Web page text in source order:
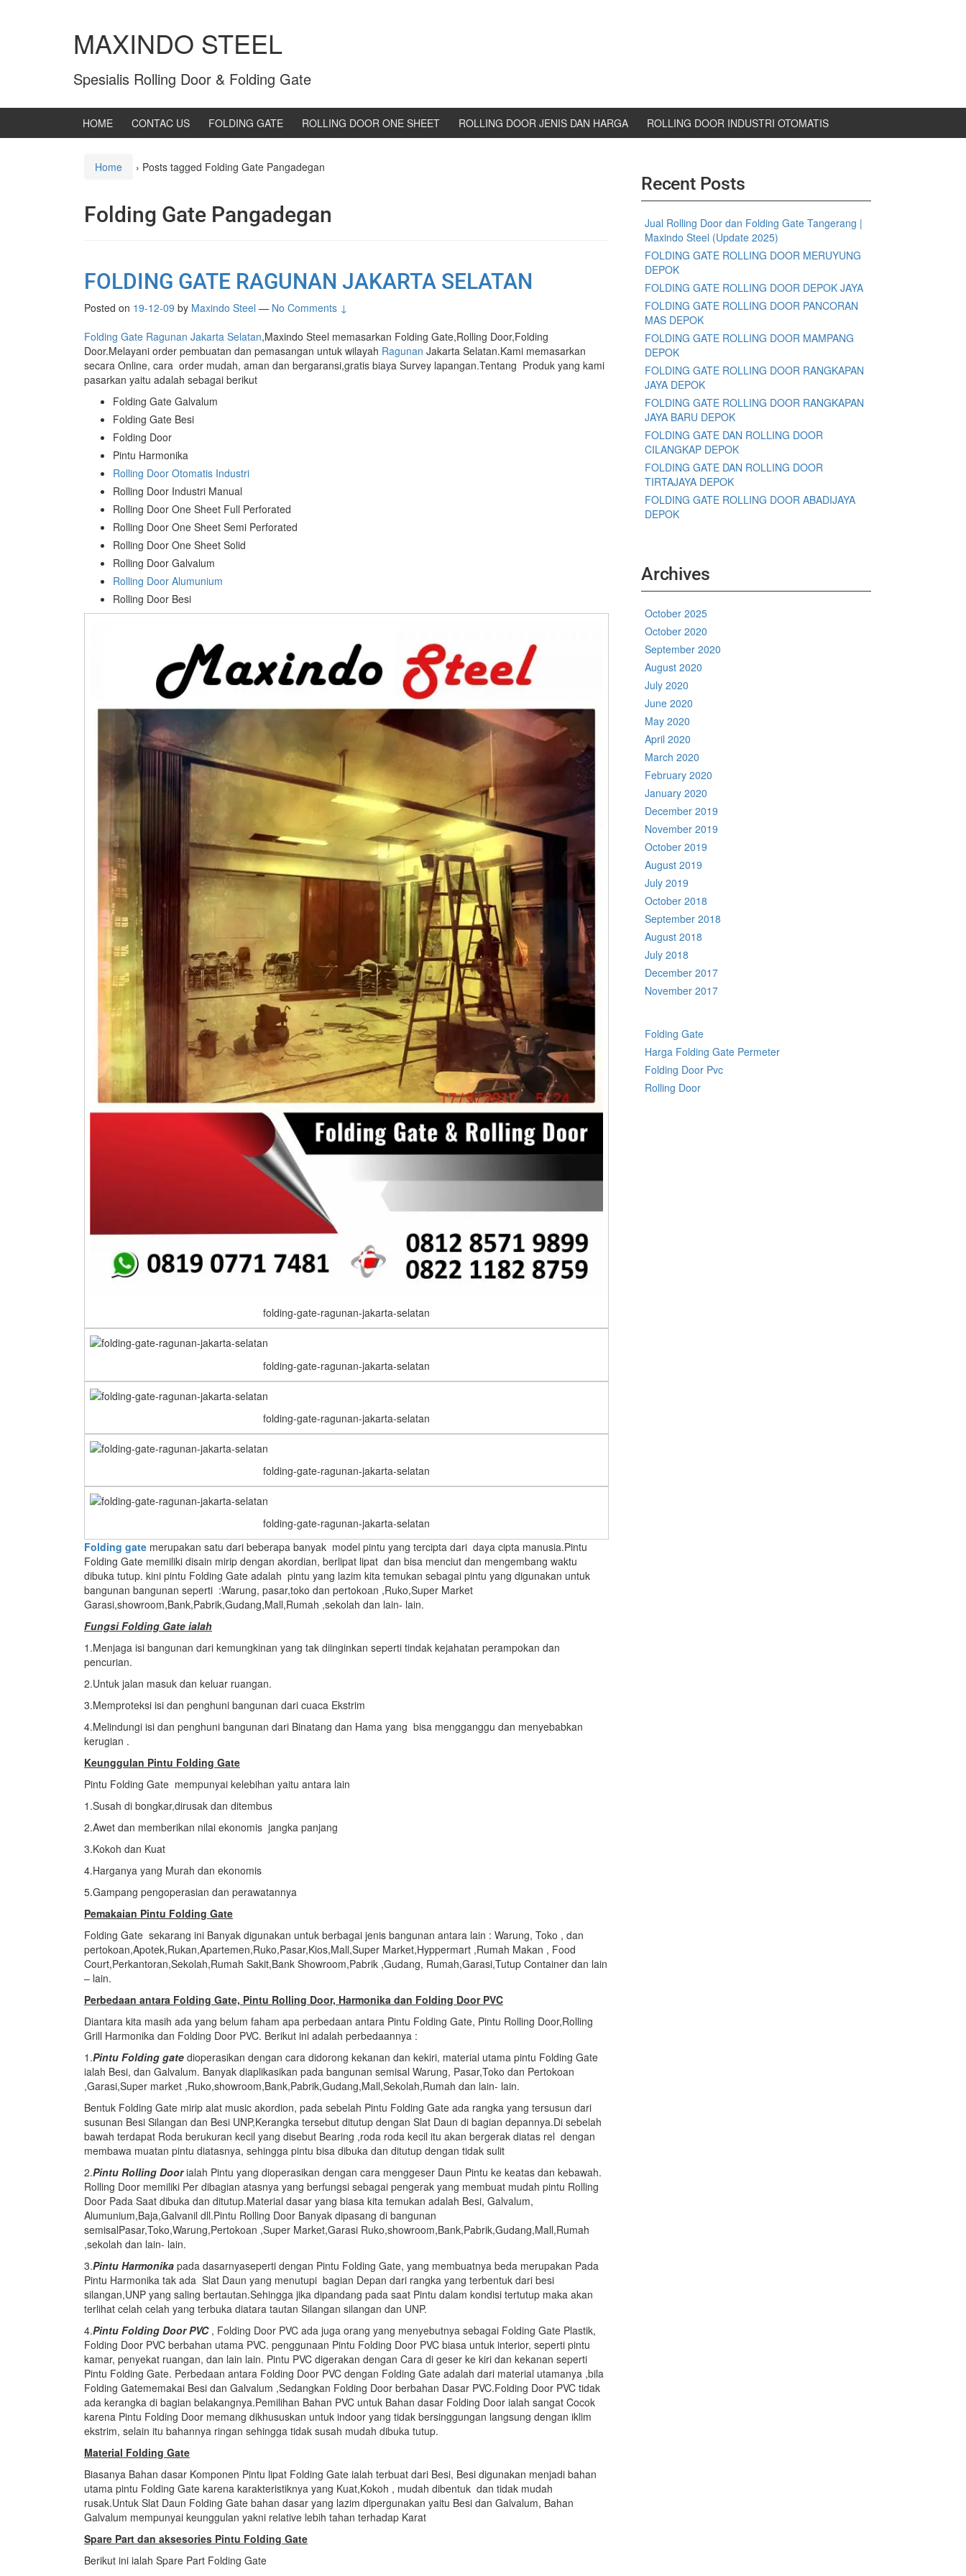
MAXINDO STEEL
Spesialis Rolling Door & Folding Gate
HOME CONTAC US FOLDING GATE ROLLING DOOR ONE SHEET ROLLING DOOR JENIS DAN HARGA ROLLING DOOR INDUSTRI OTOMATIS
Home › Posts tagged Folding Gate Pangadegan
Folding Gate Pangadegan
FOLDING GATE RAGUNAN JAKARTA SELATAN
Posted on 19-12-09 by Maxindo Steel — No Comments ↓
Folding Gate Ragunan Jakarta Selatan,Maxindo Steel memasarkan Folding Gate,Rolling Door,Folding
Door.Melayani order pembuatan dan pemasangan untuk wilayah Ragunan Jakarta Selatan.Kami memasarkan
secara Online, cara order mudah, aman dan bergaransi,gratis biaya Survey lapangan.Tentang Produk yang kami
pasarkan yaitu adalah sebagai berikut
Folding Gate Galvalum
Folding Gate Besi
Folding Door
Pintu Harmonika
Rolling Door Otomatis Industri
Rolling Door Industri Manual
Rolling Door One Sheet Full Perforated
Rolling Door One Sheet Semi Perforated
Rolling Door One Sheet Solid
Rolling Door Galvalum
Rolling Door Alumunium
Rolling Door Besi
folding-gate-ragunan-jakarta-selatan
folding-gate-ragunan-jakarta-selatan
folding-gate-ragunan-jakarta-selatan
folding-gate-ragunan-jakarta-selatan
folding-gate-ragunan-jakarta-selatan
Folding gate merupakan satu dari beberapa banyak model pintu yang tercipta dari daya cipta manusia.Pintu
Folding Gate memiliki disain mirip dengan akordian, berlipat lipat dan bisa menciut dan mengembang waktu
dibuka tutup. kini pintu Folding Gate adalah pintu yang lazim kita temukan sebagai pintu yang digunakan untuk
bangunan bangunan seperti :Warung, pasar,toko dan pertokoan ,Ruko,Super Market
Garasi,showroom,Bank,Pabrik,Gudang,Mall,Rumah ,sekolah dan lain- lain.
Fungsi Folding Gate ialah
1.Menjaga isi bangunan dari kemungkinan yang tak diinginkan seperti tindak kejahatan perampokan dan
pencurian.
2.Untuk jalan masuk dan keluar ruangan.
3.Memproteksi isi dan penghuni bangunan dari cuaca Ekstrim
4.Melindungi isi dan penghuni bangunan dari Binatang dan Hama yang bisa mengganggu dan menyebabkan
kerugian .
Keunggulan Pintu Folding Gate
Pintu Folding Gate mempunyai kelebihan yaitu antara lain
1.Susah di bongkar,dirusak dan ditembus
2.Awet dan memberikan nilai ekonomis jangka panjang
3.Kokoh dan Kuat
4.Harganya yang Murah dan ekonomis
5.Gampang pengoperasian dan perawatannya
Pemakaian Pintu Folding Gate
Folding Gate sekarang ini Banyak digunakan untuk berbagai jenis bangunan antara lain : Warung, Toko , dan
pertokoan,Apotek,Rukan,Apartemen,Ruko,Pasar,Kios,Mall,Super Market,Hyppermart ,Rumah Makan , Food
Court,Perkantoran,Sekolah,Rumah Sakit,Bank Showroom,Pabrik ,Gudang, Rumah,Garasi,Tutup Container dan lain
– lain.
Perbedaan antara Folding Gate, Pintu Rolling Door, Harmonika dan Folding Door PVC
Diantara kita masih ada yang belum faham apa perbedaan antara Pintu Folding Gate, Pintu Rolling Door,Rolling
Grill Harmonika dan Folding Door PVC. Berikut ini adalah perbedaannya :
1.Pintu Folding gate dioperasikan dengan cara didorong kekanan dan kekiri, material utama pintu Folding Gate
ialah Besi, dan Galvalum. Banyak diaplikasikan pada bangunan semisal Warung, Pasar,Toko dan Pertokoan
,Garasi,Super market ,Ruko,showroom,Bank,Pabrik,Gudang,Mall,Sekolah,Rumah dan lain- lain.
Bentuk Folding Gate mirip alat music akordion, pada sebelah Pintu Folding Gate ada rangka yang tersusun dari
susunan Besi Silangan dan Besi UNP,Kerangka tersebut ditutup dengan Slat Daun di bagian depannya.Di sebelah
bawah terdapat Roda berukuran kecil yang disebut Bearing ,roda roda kecil itu akan bergerak diatas rel dengan
membawa muatan pintu diatasnya, sehingga pintu bisa dibuka dan ditutup dengan tidak sulit
2.Pintu Rolling Doorialah Pintu yang dioperasikan dengan cara menggeser Daun Pintu ke keatas dan kebawah.
Rolling Door memiliki Per dibagian atasnya yang berfungsi sebagai pengerak yang membuat mudah pintu Rolling
Door Pada Saat dibuka dan ditutup.Material dasar yang biasa kita temukan adalah Besi, Galvalum,
Alumunium,Baja,Galvanil dll.Pintu Rolling Door Banyak dipasang di bangunan
semisalPasar,Toko,Warung,Pertokoan ,Super Market,Garasi Ruko,showroom,Bank,Pabrik,Gudang,Mall,Rumah
,sekolah dan lain- lain.
3.Pintu Harmonika pada dasarnyaseperti dengan Pintu Folding Gate, yang membuatnya beda merupakan Pada
Pintu Harmonika tak ada Slat Daun yang menutupi bagian Depan dari rangka yang terbentuk dari besi
silangan,UNP yang saling bertautan.Sehingga jika dipandang pada saat Pintu dalam kondisi tertutup maka akan
terlihat celah celah yang terbuka diatara tautan Silangan silangan dan UNP.
4.Pintu Folding Door PVC, Folding Door PVC ada juga orang yang menyebutnya sebagai Folding Gate Plastik,
Folding Door PVC berbahan utama PVC. penggunaan Pintu Folding Door PVC biasa untuk interior, seperti pintu
kamar, penyekat ruangan, dan lain lain. Pintu PVC digerakan dengan Cara di geser ke kiri dan kekanan seperti
Pintu Folding Gate. Perbedaan antara Folding Door PVC dengan Folding Gate adalah dari material utamanya ,bila
Folding Gatememakai Besi dan Galvalum ,Sedangkan Folding Door berbahan Dasar PVC.Folding Door PVC tidak
ada kerangka di bagian belakangnya.Pemilihan Bahan PVC untuk Bahan dasar Folding Door ialah sangat Cocok
karena Pintu Folding Door memang dikhususkan untuk indoor yang tidak bersinggungan langsung dengan iklim
ekstrim, selain itu bahannya ringan sehingga tidak susah mudah dibuka tutup.
Material Folding Gate
Biasanya Bahan dasar Komponen Pintu lipat Folding Gate ialah terbuat dari Besi, Besi digunakan menjadi bahan
utama pintu Folding Gate karena karakteristiknya yang Kuat,Kokoh , mudah dibentuk dan tidak mudah
rusak.Untuk Slat Daun Folding Gate bahan dasar yang lazim dipergunakan yaitu Besi dan Galvalum, Bahan
Galvalum mempunyai keunggulan yakni relative lebih tahan terhadap Karat
Spare Part dan aksesories Pintu Folding Gate
Berikut ini ialah Spare Part Folding Gate
Recent Posts
Jual Rolling Door dan Folding Gate Tangerang |
Maxindo Steel (Update 2025)
FOLDING GATE ROLLING DOOR MERUYUNG
DEPOK
FOLDING GATE ROLLING DOOR DEPOK JAYA
FOLDING GATE ROLLING DOOR PANCORAN
MAS DEPOK
FOLDING GATE ROLLING DOOR MAMPANG
DEPOK
FOLDING GATE ROLLING DOOR RANGKAPAN
JAYA DEPOK
FOLDING GATE ROLLING DOOR RANGKAPAN
JAYA BARU DEPOK
FOLDING GATE DAN ROLLING DOOR
CILANGKAP DEPOK
FOLDING GATE DAN ROLLING DOOR
TIRTAJAYA DEPOK
FOLDING GATE ROLLING DOOR ABADIJAYA
DEPOK
Archives
October 2025
October 2020
September 2020
August 2020
July 2020
June 2020
May 2020
April 2020
March 2020
February 2020
January 2020
December 2019
November 2019
October 2019
August 2019
July 2019
October 2018
September 2018
August 2018
July 2018
December 2017
November 2017
Folding Gate
Harga Folding Gate Permeter
Folding Door Pvc
Rolling Door